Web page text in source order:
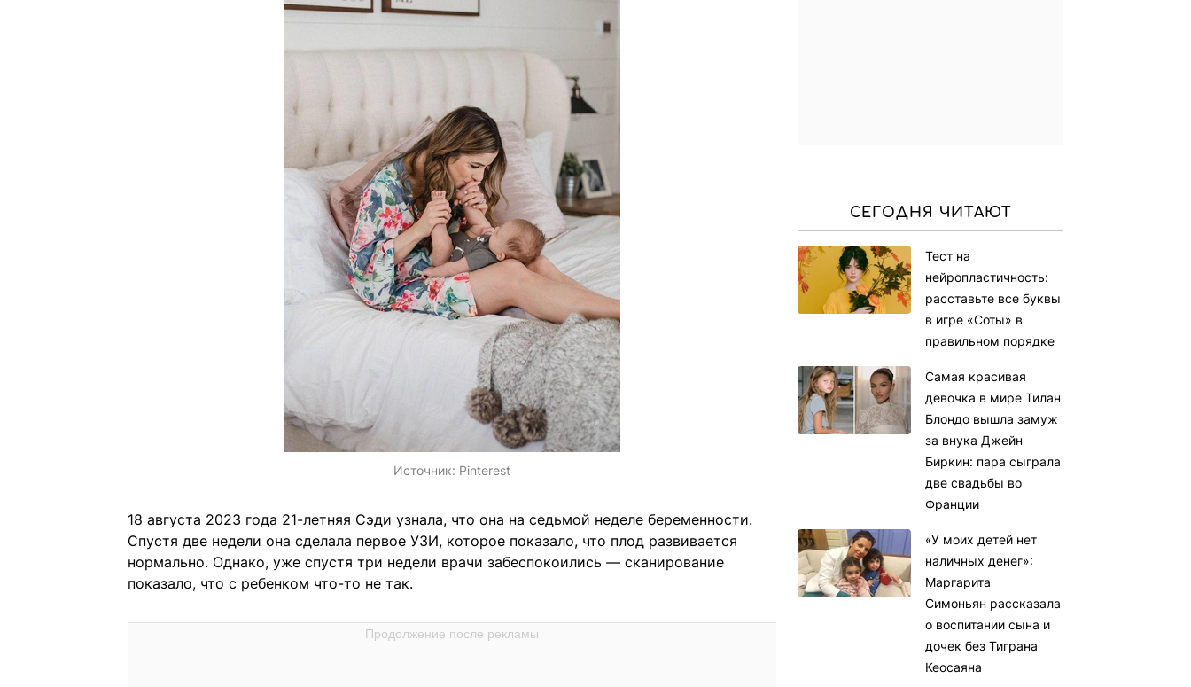
Источник: Pinterest
18 августа 2023 года 21-летняя Сэди узнала, что она на седьмой неделе беременности.
Спустя две недели она сделала первое УЗИ, которое показало, что плод развивается
нормально. Однако, уже спустя три недели врачи забеспокоились — сканирование
показало, что с ребенком что-то не так.
СЕГОДНЯ ЧИТАЮТ
Тест на
нейропластичность:
расставьте все буквы
в игре «Соты» в
правильном порядке
Самая красивая
девочка в мире Тилан
Блондо вышла замуж
за внука Джейн
Биркин: пара сыграла
две свадьбы во
Франции
«У моих детей нет
наличных денег»:
Маргарита
Симоньян рассказала
о воспитании сына и
дочек без Тиграна
Кеосаяна